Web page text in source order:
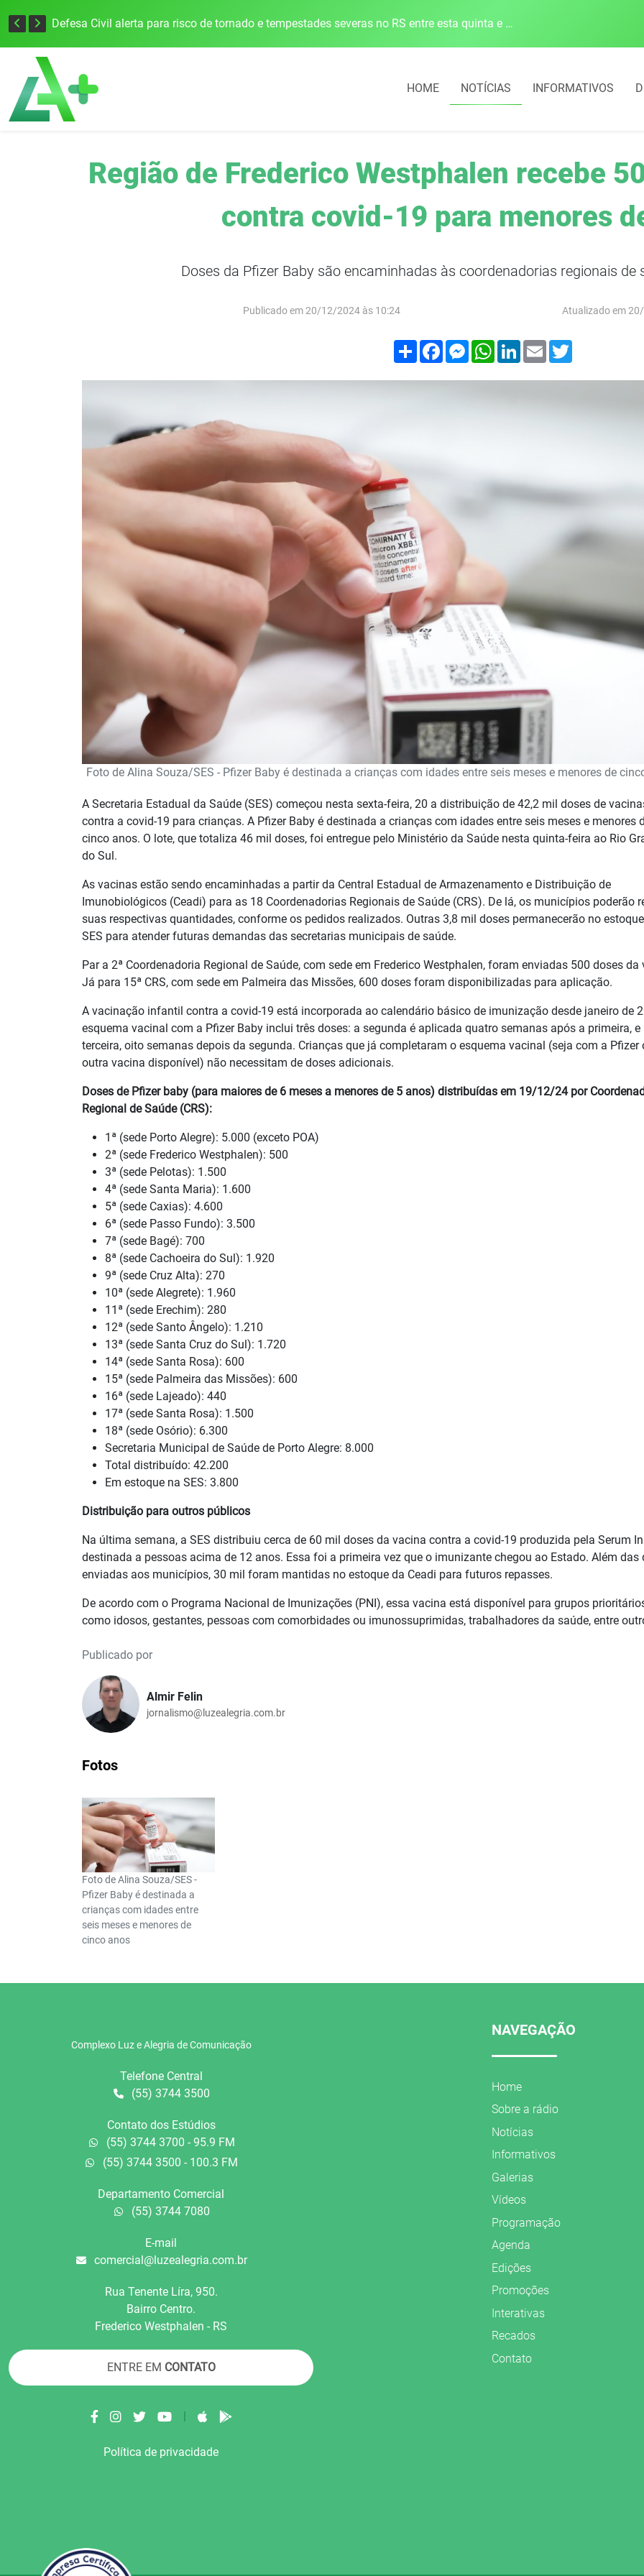
Defesa Civil alerta para risco de tornado e tempestades severas no RS entre esta quinta e sexta-feira
HOME NOTÍCIAS INFORMATIVOS
Região de Frederico Westphalen recebe
contra covid-19 para menores
Doses da Pfizer Baby são encaminhadas às coordenadorias regionais de
Publicado em 20/12/2024 às 10:24 Atualizado em
Compartilhar
FacebookMessenger
WhatsApp
LinkedIn
Email
Foto de Alina Souza/SES - Pfizer Baby é destinada a crianças com idades entre seis meses e menores de
A Secretaria Estadual da Saúde (SES) começou nesta sexta-feira, 20 a distribuição de 42,2 mil doses de
contra a covid-19 para crianças. A Pfizer Baby é destinada a crianças com idades entre seis meses e menores
cinco anos. O lote, que totaliza 46 mil doses, foi entregue pelo Ministério da Saúde nesta quinta-feira ao Rio
do Sul.
As vacinas estão sendo encaminhadas a partir da Central Estadual de Armazenamento e Distribuição de
Imunobiológicos (Ceadi) para as 18 Coordenadorias Regionais de Saúde (CRS). De lá, os municípios poderão
suas respectivas quantidades, conforme os pedidos realizados. Outras 3,8 mil doses permanecerão no
SES para atender futuras demandas das secretarias municipais de saúde.
Par a 2ª Coordenadoria Regional de Saúde, com sede em Frederico Westphalen, foram enviadas 500 doses da
Já para 15ª CRS, com sede em Palmeira das Missões, 600 doses foram disponibilizadas para aplicação.
A vacinação infantil contra a covid-19 está incorporada ao calendário básico de imunização desde janeiro de
esquema vacinal com a Pfizer Baby inclui três doses: a segunda é aplicada quatro semanas após a primeira, e
terceira, oito semanas depois da segunda. Crianças que já completaram o esquema vacinal (seja com a Pfizer
outra vacina disponível) não necessitam de doses adicionais.
Doses de Pfizer baby (para maiores de 6 meses a menores de 5 anos) distribuídas em 19/12/24 por
Regional de Saúde (CRS):
1ª (sede Porto Alegre): 5.000 (exceto POA)
2ª (sede Frederico Westphalen): 500
3ª (sede Pelotas): 1.500
4ª (sede Santa Maria): 1.600
5ª (sede Caxias): 4.600
6ª (sede Passo Fundo): 3.500
7ª (sede Bagé): 700
8ª (sede Cachoeira do Sul): 1.920
9ª (sede Cruz Alta): 270
10ª (sede Alegrete): 1.960
11ª (sede Erechim): 280
12ª (sede Santo Ângelo): 1.210
13ª (sede Santa Cruz do Sul): 1.720
14ª (sede Santa Rosa): 600
15ª (sede Palmeira das Missões): 600
16ª (sede Lajeado): 440
17ª (sede Santa Rosa): 1.500
18ª (sede Osório): 6.300
Secretaria Municipal de Saúde de Porto Alegre: 8.000
Total distribuído: 42.200
Em estoque na SES: 3.800
Distribuição para outros públicos
Na última semana, a SES distribuiu cerca de 60 mil doses da vacina contra a covid-19 produzida pela Serum
destinada a pessoas acima de 12 anos. Essa foi a primeira vez que o imunizante chegou ao Estado. Além das
enviadas aos municípios, 30 mil foram mantidas no estoque da Ceadi para futuros repasses.
De acordo com o Programa Nacional de Imunizações (PNI), essa vacina está disponível para grupos
como idosos, gestantes, pessoas com comorbidades ou imunossuprimidas, trabalhadores da saúde, entre
Publicado por
Almir Felin
jornalismo@luzealegria.com.br
Fotos
Foto de Alina Souza/SES -
Pfizer Baby é destinada a
crianças com idades entre
seis meses e menores de
cinco anos
Complexo Luz e Alegria de Comunicação
Telefone Central
(55) 3744 3500
Contato dos Estúdios
(55) 3744 3700 - 95.9 FM
(55) 3744 3500 - 100.3 FM
Departamento Comercial
(55) 3744 7080
E-mail
comercial@luzealegria.com.br
Rua Tenente Líra, 950.
Bairro Centro.
Frederico Westphalen - RS
ENTRE EM CONTATO
|
Política de privacidade
NAVEGAÇÃO
Home
Sobre a rádio
Notícias
Informativos
Galerias
Vídeos
Programação
Agenda
Edições
Promoções
Interativas
Recados
Contato